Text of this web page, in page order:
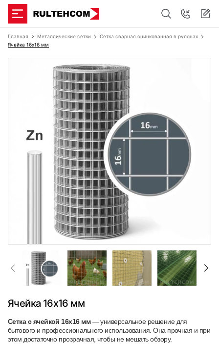
Главная Металлические сетки
Сетка сварная оцинкованная в рулонах
Ячейка 16х16 мм
Ячейка 16х16 мм
Сетка с ячейкой 16х16 мм— универсальное решение для
бытового и профессионального использования. Она прочная и при
этом достаточно прозрачная, чтобы не мешать обзору.